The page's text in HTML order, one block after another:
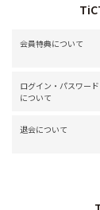
会員特典について
ログイン・パスワー
について
退会について